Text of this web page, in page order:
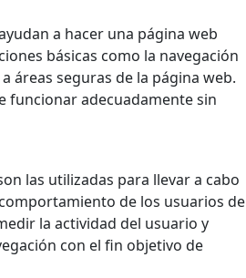
a hacer una página web
básicas como la navegación
áreas seguras de la página web.
funcionar adecuadamente sin
las utilizadas para llevar a cabo
de los usuarios de
la actividad del usuario y
con el fin objetivo de